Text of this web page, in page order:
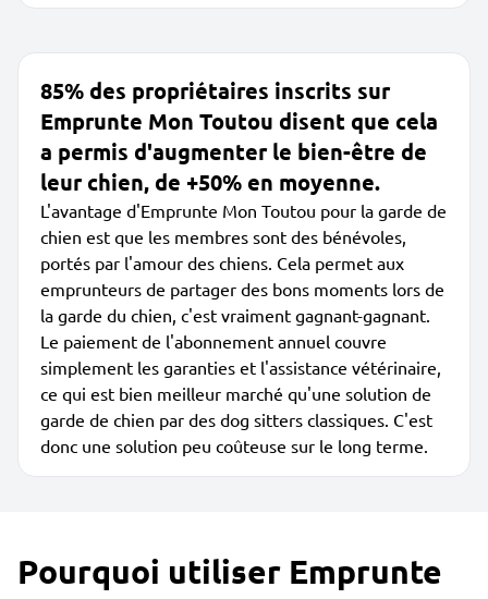
85% des propriétaires inscrits sur
Emprunte Mon Toutou disent que cela
a permis d'augmenter le bien-être de
leur chien, de +50% en moyenne.
L'avantage d'Emprunte Mon Toutou pour la garde de
chien est que les membres sont des bénévoles,
portés par l'amour des chiens. Cela permet aux
emprunteurs de partager des bons moments lors de
la garde du chien, c'est vraiment gagnant-gagnant.
Le paiement de l'abonnement annuel couvre
simplement les garanties et l'assistance vétérinaire,
ce qui est bien meilleur marché qu'une solution de
garde de chien par des dog sitters classiques. C'est
donc une solution peu coûteuse sur le long terme.
Pourquoi utiliser Emprunte